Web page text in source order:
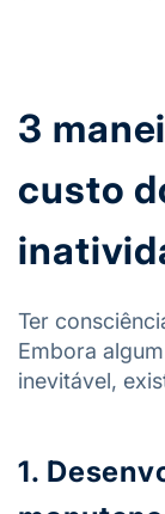
3
custo
Ter
Embora
inevitável,
1.